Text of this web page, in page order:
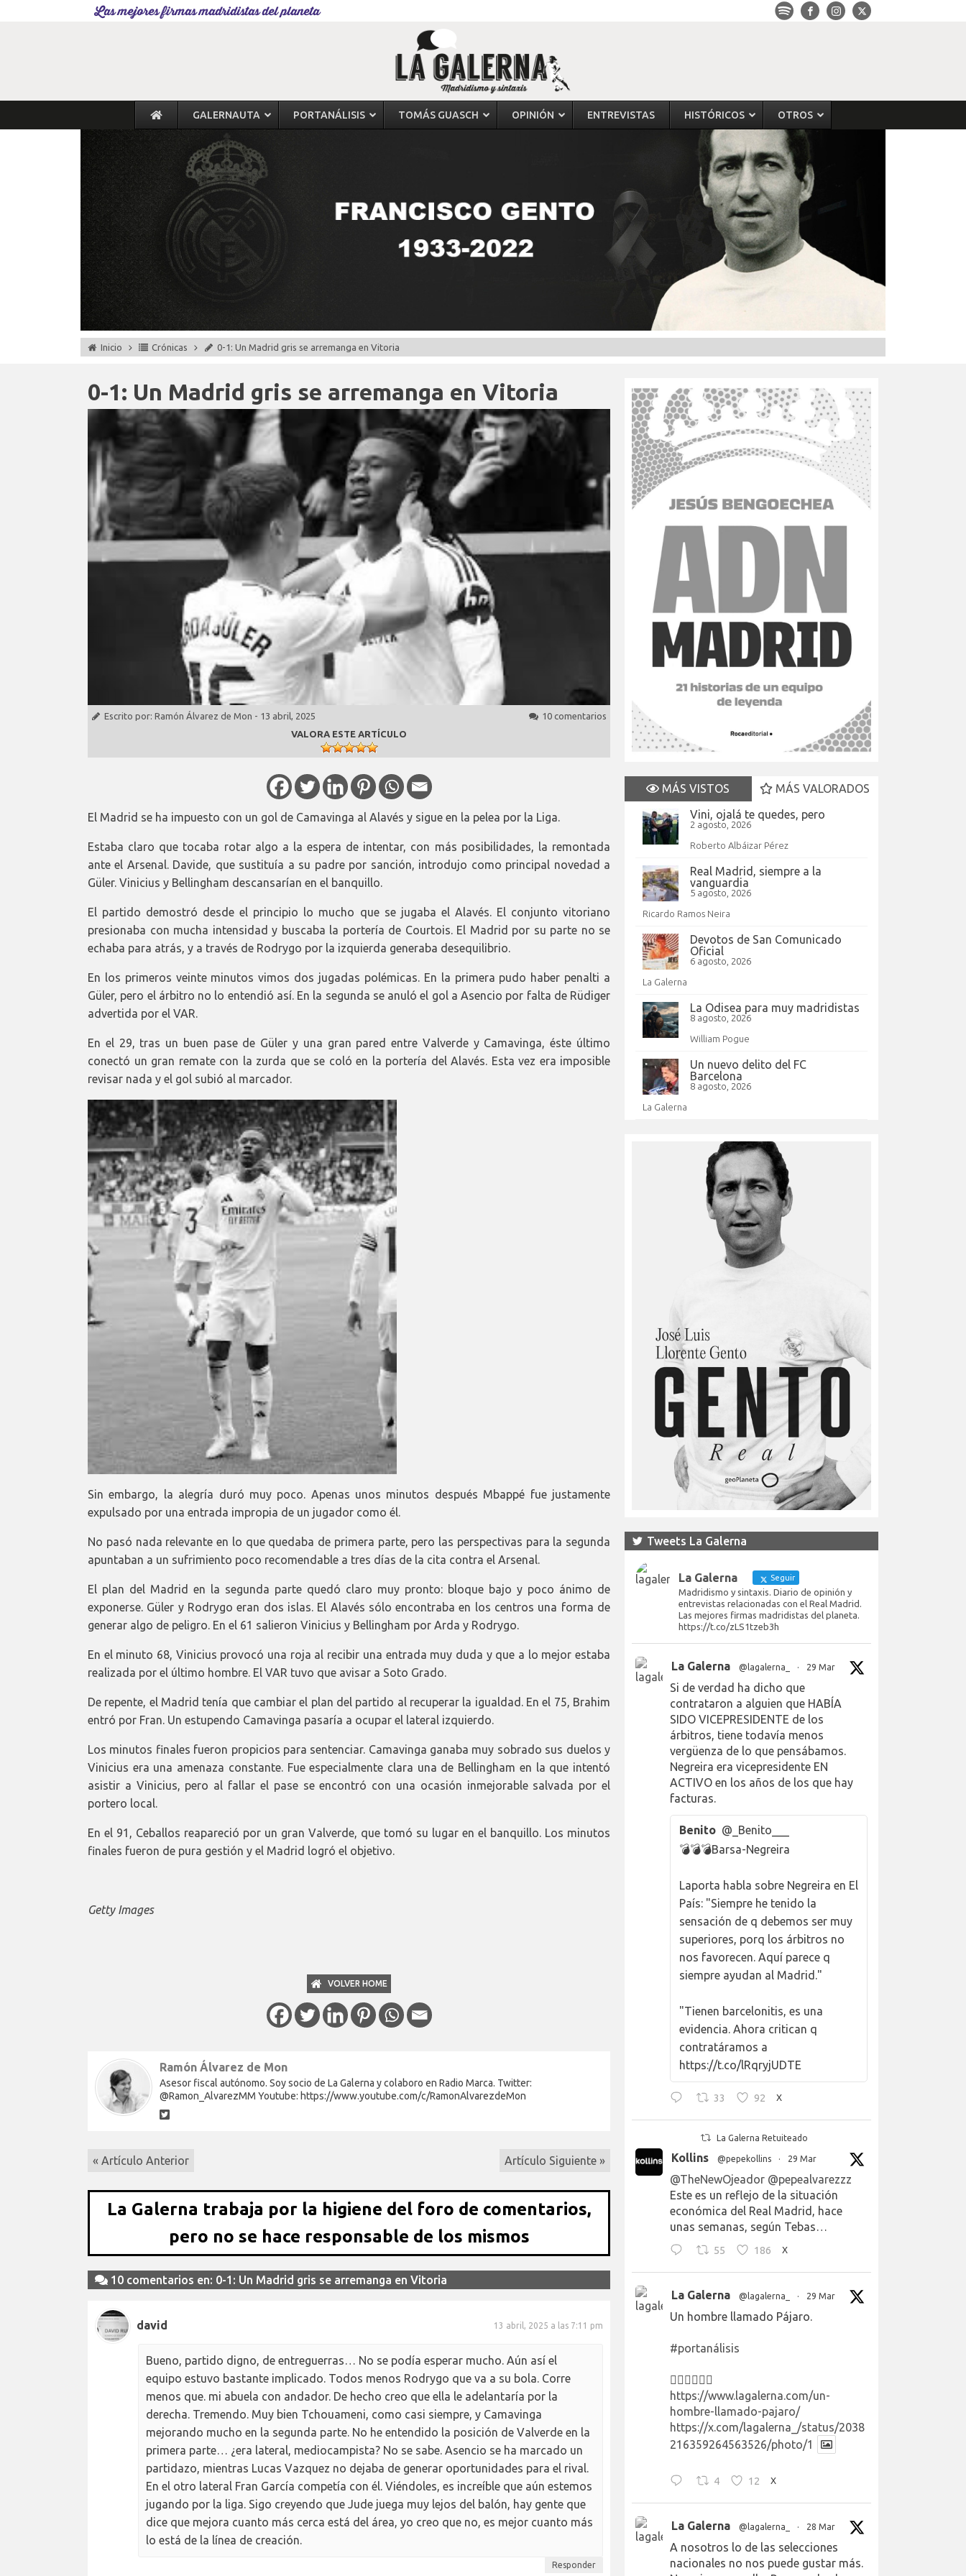
Las mejores firmas madridistas del planeta
GALERNAUTA PORTANÁLISIS TOMÁS GUASCH OPINIÓN ENTREVISTAS HISTÓRICOS OTROS
Inicio Crónicas 0-1: Un Madrid gris se arremanga en Vitoria
0-1: Un Madrid gris se arremanga en Vitoria
Escrito por: Ramón Álvarez de Mon - 13 abril, 2025
10 comentarios
VALORA ESTE ARTÍCULO
El Madrid se ha impuesto con un gol de Camavinga al Alavés y sigue en la pelea por la Liga.
Estaba claro que tocaba rotar algo a la espera de intentar, con más posibilidades, la remontada
ante el Arsenal. Davide, que sustituía a su padre por sanción, introdujo como principal novedad a
Güler. Vinicius y Bellingham descansarían en el banquillo.
El partido demostró desde el principio lo mucho que se jugaba el Alavés. El conjunto vitoriano
presionaba con mucha intensidad y buscaba la portería de Courtois. El Madrid por su parte no se
echaba para atrás, y a través de Rodrygo por la izquierda generaba desequilibrio.
En los primeros veinte minutos vimos dos jugadas polémicas. En la primera pudo haber penalti a
Güler, pero el árbitro no lo entendió así. En la segunda se anuló el gol a Asencio por falta de Rüdiger
advertida por el VAR.
En el 29, tras un buen pase de Güler y una gran pared entre Valverde y Camavinga, éste último
conectó un gran remate con la zurda que se coló en la portería del Alavés. Esta vez era imposible
revisar nada y el gol subió al marcador.
Sin embargo, la alegría duró muy poco. Apenas unos minutos después Mbappé fue justamente
expulsado por una entrada impropia de un jugador como él.
No pasó nada relevante en lo que quedaba de primera parte, pero las perspectivas para la segunda
apuntaban a un sufrimiento poco recomendable a tres días de la cita contra el Arsenal.
El plan del Madrid en la segunda parte quedó claro muy pronto: bloque bajo y poco ánimo de
exponerse. Güler y Rodrygo eran dos islas. El Alavés sólo encontraba en los centros una forma de
generar algo de peligro. En el 61 salieron Vinicius y Bellingham por Arda y Rodrygo.
En el minuto 68, Vinicius provocó una roja al recibir una entrada muy duda y que a lo mejor estaba
realizada por el último hombre. El VAR tuvo que avisar a Soto Grado.
De repente, el Madrid tenía que cambiar el plan del partido al recuperar la igualdad. En el 75, Brahim
entró por Fran. Un estupendo Camavinga pasaría a ocupar el lateral izquierdo.
Los minutos finales fueron propicios para sentenciar. Camavinga ganaba muy sobrado sus duelos y
Vinicius era una amenaza constante. Fue especialmente clara una de Bellingham en la que intentó
asistir a Vinicius, pero al fallar el pase se encontró con una ocasión inmejorable salvada por el
portero local.
En el 91, Ceballos reapareció por un gran Valverde, que tomó su lugar en el banquillo. Los minutos
finales fueron de pura gestión y el Madrid logró el objetivo.
Getty Images
VOLVER HOME
Ramón Álvarez de Mon
Asesor fiscal autónomo. Soy socio de La Galerna y colaboro en Radio Marca. Twitter:
@Ramon_AlvarezMM Youtube: https://www.youtube.com/c/RamonAlvarezdeMon
« Artículo Anterior Artículo Siguiente »
La Galerna trabaja por la higiene del foro de comentarios,
pero no se hace responsable de los mismos
10 comentarios en: 0-1: Un Madrid gris se arremanga en Vitoria
david 13 abril, 2025 a las 7:11 pm
Bueno, partido digno, de entreguerras… No se podía esperar mucho. Aún así el
equipo estuvo bastante implicado. Todos menos Rodrygo que va a su bola. Corre
menos que. mi abuela con andador. De hecho creo que ella le adelantaría por la
derecha. Tremendo. Muy bien Tchouameni, como casi siempre, y Camavinga
mejorando mucho en la segunda parte. No he entendido la posición de Valverde en la
primera parte… ¿era lateral, mediocampista? No se sabe. Asencio se ha marcado un
partidazo, mientras Lucas Vazquez no dejaba de generar oportunidades para el rival.
En el otro lateral Fran García competía con él. Viéndoles, es increíble que aún estemos
jugando por la liga. Sigo creyendo que Jude juega muy lejos del balón, hay gente que
dice que mejora cuanto más cerca está del área, yo creo que no, es mejor cuanto más
lo está de la línea de creación.
Responder
MÁS VISTOS
MÁS VALORADOS
Vini, ojalá te quedes, pero
2 agosto, 2026
Roberto Albáizar Pérez
Real Madrid, siempre a la
vanguardia
5 agosto, 2026
Ricardo Ramos Neira
Devotos de San Comunicado
Oficial
6 agosto, 2026
La Galerna
La Odisea para muy madridistas
8 agosto, 2026
William Pogue
Un nuevo delito del FC
Barcelona
8 agosto, 2026
La Galerna
Tweets La Galerna
La Galerna Seguir
Madridismo y sintaxis. Diario de opinión y
entrevistas relacionadas con el Real Madrid.
Las mejores firmas madridistas del planeta.
https://t.co/zLS1tzeb3h
La Galerna @lagalerna_ · 29 Mar
Si de verdad ha dicho que
contrataron a alguien que HABÍA
SIDO VICEPRESIDENTE de los
árbitros, tiene todavía menos
vergüenza de lo que pensábamos.
Negreira era vicepresidente EN
ACTIVO en los años de los que hay
facturas.
Benito @_Benito___
💣💣💣Barsa-Negreira
Laporta habla sobre Negreira en El
País: "Siempre he tenido la
sensación de q debemos ser muy
superiores, porq los árbitros no
nos favorecen. Aquí parece q
siempre ayudan al Madrid."
"Tienen barcelonitis, es una
evidencia. Ahora critican q
contratáramos a
https://t.co/lRqryjUDTE
33 92 X
La Galerna Retuiteado
Kollins @pepekollins · 29 Mar
@TheNewOjeador @pepealvarezzz
Este es un reflejo de la situación
económica del Real Madrid, hace
unas semanas, según Tebas…
55 186 X
La Galerna @lagalerna_ · 29 Mar
Un hombre llamado Pájaro.
#portanálisis
👉🏻👉🏻👉🏻
https://www.lagalerna.com/un-
hombre-llamado-pajaro/
https://x.com/lagalerna_/status/2038
216359264563526/photo/1
4 12 X
La Galerna @lagalerna_ · 28 Mar
A nosotros lo de las selecciones
nacionales no nos puede gustar más.